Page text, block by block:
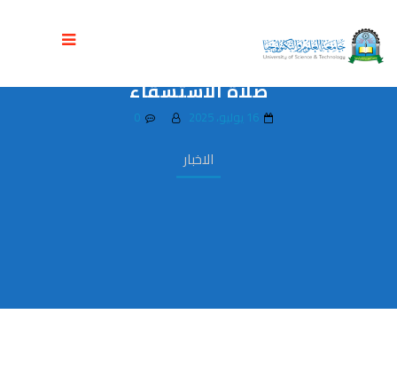
الاخبار
منتسبي جامعة العلوم والتكنولوجيا
ينظمون وقفة تضامنية مع غزة ويؤدون
صلاة الاستسقاء
0